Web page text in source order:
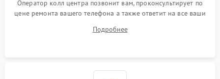
Оператор колл центра позвонит вам, проконсультирует по
цене ремонта вашего телефона а также ответит на все ваши
Подробнее